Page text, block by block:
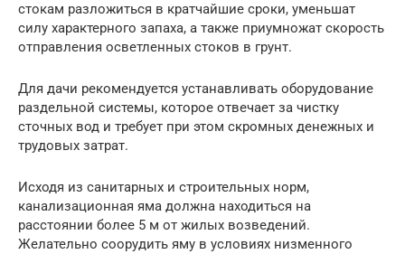
стокам разложиться в кратчайшие сроки, уменьшат
силу характерного запаха, а также приумножат скорость
отправления осветленных стоков в грунт.
Для дачи рекомендуется устанавливать оборудование
раздельной системы, которое отвечает за чистку
сточных вод и требует при этом скромных денежных и
трудовых затрат.
Исходя из санитарных и строительных норм,
канализационная яма должна находиться на
расстоянии более 5 м от жилых возведений.
Желательно соорудить яму в условиях низменного